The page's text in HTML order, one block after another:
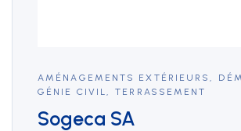
AMÉNAGEMENTS EXTÉRIEURS,
GÉNIE CIVIL, TERRASSEMENT
Sogeca SA